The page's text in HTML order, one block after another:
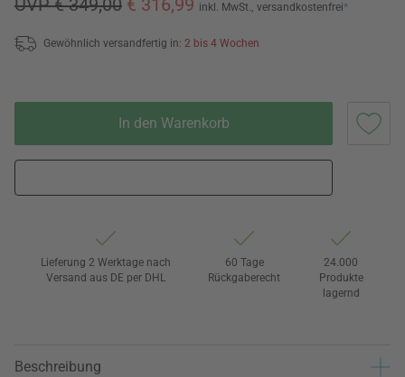
UVP € 349,00 € 316,99 inkl. MwSt., versandkostenfrei*
Gewöhnlich versandfertig in: 2 bis 4 Wochen
In den Warenkorb
Lieferung 2 Werktage nach
Versand aus DE per DHL
60 Tage
Rückgaberecht
24.000
Produkte
lagernd
Beschreibung